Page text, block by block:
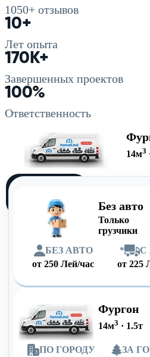
1050+ отзывов
10+
Лет опыта
170K+
Завершенных проектов
100%
Ответственность
14м3
Без авто
Только
грузчики
БЕЗ АВТО
от250 Лей/час
*
С
от 225
Фургон
14м3 · 1.5т
ПО ГОРОДУ
ЗА